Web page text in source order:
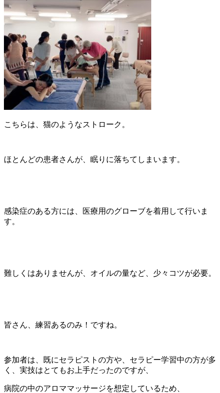
こちらは、猫のようなストローク。
ほとんどの患者さんが、眠りに落ちてしまいます。
感染症のある方には、医療用のグローブを着用して行いま
す。
難しくはありませんが、オイルの量など、少々コツが必要。
皆さん、練習あるのみ！ですね。
参加者は、既にセラピストの方や、セラピー学習中の方が多
く、実技はとてもお上手だったのですが、
病院の中のアロママッサージを想定しているため、